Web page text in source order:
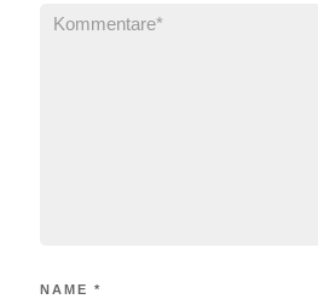
NAME *